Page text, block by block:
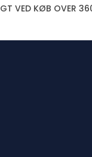
VED KØB OVER